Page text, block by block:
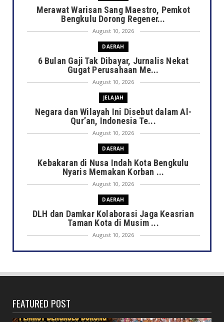
Merawat Warisan Sang Maestro, Pemkot
Bengkulu Dorong Regener...
August 10, 2026
DAERAH
6 Bulan Gaji Tak Dibayar, Jurnalis Nekat
Gugat Perusahaan Me...
August 10, 2026
JELAJAH
Negara dan Wilayah Ini Disebut dalam Al-
Qur’an, Indonesia Te...
August 10, 2026
DAERAH
Kebakaran di Nusa Indah Kota Bengkulu
Nyaris Memakan Korban ...
August 10, 2026
DAERAH
DLH dan Damkar Kolaborasi Jaga Keasrian
Taman Kota di Musim ...
August 10, 2026
DAERAH
August 10, 2026
Lebih dari Sekadar Chatbot, Amanda Menjadi
Asisten Digital ...
FEATURED POST